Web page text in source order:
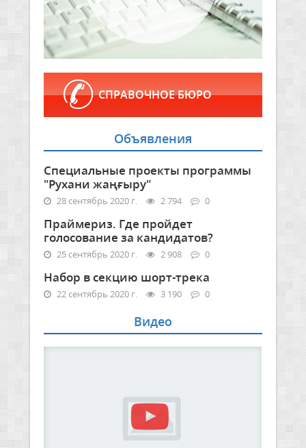
СПРАВОЧНОЕ БЮРО
Объявления
Специальные проекты программы
"Рухани жаңғыру"
28 сентябрь 2020 г. 2 794 0
Праймериз. Где пройдет
голосование за кандидатов?
25 сентябрь 2020 г. 2 908 0
Набор в секцию шорт-трека
22 сентябрь 2020 г. 3 190 0
Видео